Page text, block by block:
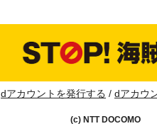
dアカウントを発行する dアカウ
(c) NTT DOCOMO